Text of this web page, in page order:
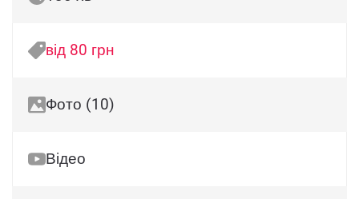
від 80 грн
Фото (10)
Відео